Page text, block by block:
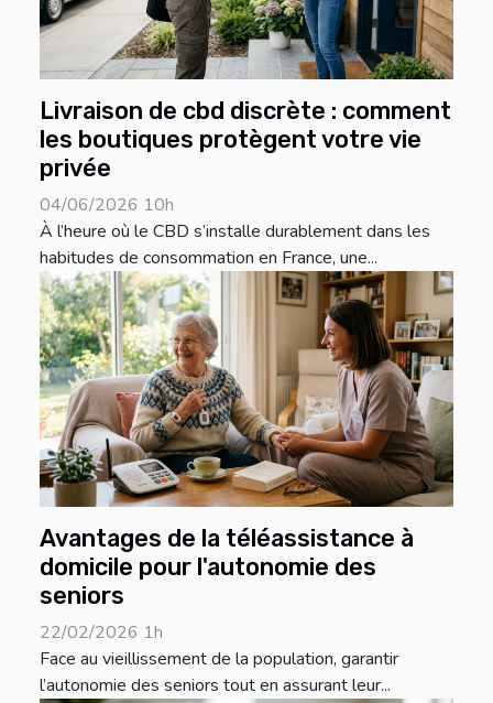
Livraison de cbd discrète : comment
les boutiques protègent votre vie
privée
04/06/2026 10h
À l’heure où le CBD s’installe durablement dans les
habitudes de consommation en France, une...
Avantages de la téléassistance à
domicile pour l'autonomie des
seniors
22/02/2026 1h
Face au vieillissement de la population, garantir
l’autonomie des seniors tout en assurant leur...